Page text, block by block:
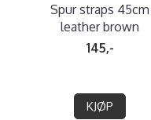
Spur straps 45cm
leather brown
145,-
KJØP